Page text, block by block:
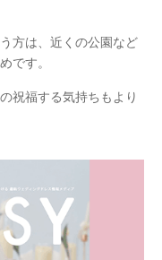
方は、近くの公園など
です。
祝福する気持ちもより